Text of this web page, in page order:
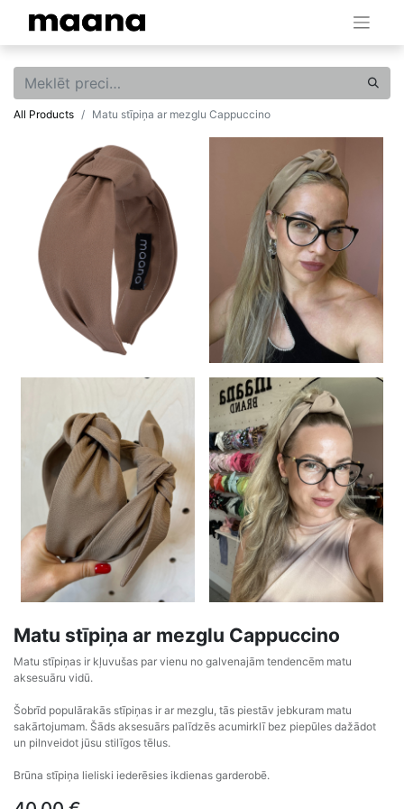
All Products Matu stīpiņa ar mezglu Cappuccino
Matu stīpiņa ar mezglu Cappuccino
Matu stīpiņas ir kļuvušas par vienu no galvenajām tendencēm matu
aksesuāru vidū.
Šobrīd populārakās stīpiņas ir ar mezglu, tās piestāv jebkuram matu
sakārtojumam. Šāds aksesuārs palīdzēs acumirklī bez piepūles dažādot
un pilnveidot jūsu stilīgos tēlus.
Brūna stīpiņa lieliski iederēsies ikdienas garderobē.